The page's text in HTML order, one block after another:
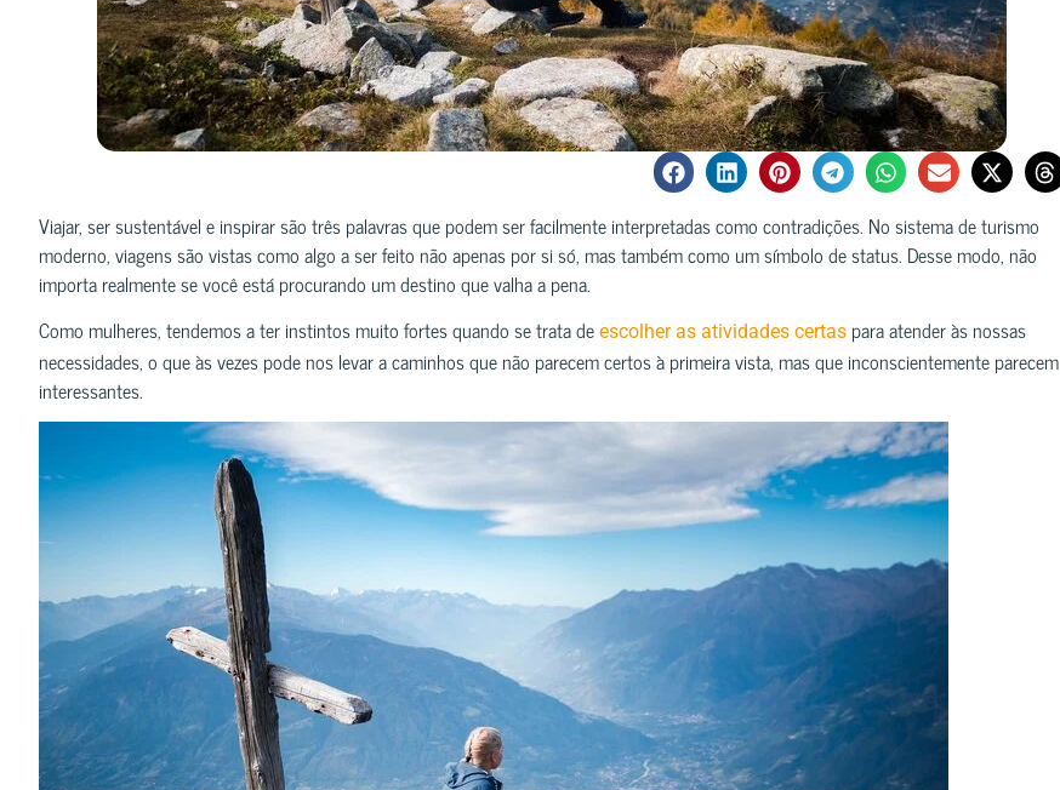
Viajar, ser sustentável e inspirar são três palavras que podem ser facilmente interpretadas como contradições. No sistema de turismo
moderno, viagens são vistas como algo a ser feito não apenas por si só, mas também como um símbolo de status. Desse modo, não
importa realmente se você está procurando um destino que valha a pena.
Como mulheres, tendemos a ter instintos muito fortes quando se trata de escolher as atividades certas para atender às nossas
necessidades, o que às vezes pode nos levar a caminhos que não parecem certos à primeira vista, mas que inconscientemente parecem
interessantes.